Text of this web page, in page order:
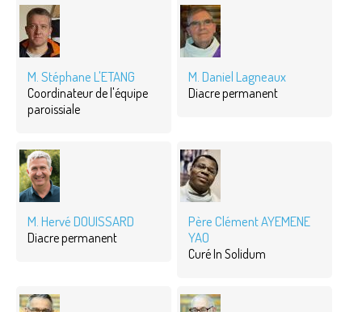
M. Stéphane L'ETANG
Coordinateur de l'équipe
paroissiale
M. Daniel Lagneaux
Diacre permanent
M. Hervé DOUISSARD
Diacre permanent
Père Clément AYEMENE
YAO
Curé In Solidum